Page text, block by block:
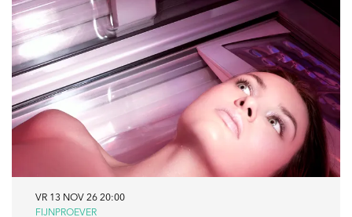
FIJNPROEVER
VR 13 NOV 26 20:00